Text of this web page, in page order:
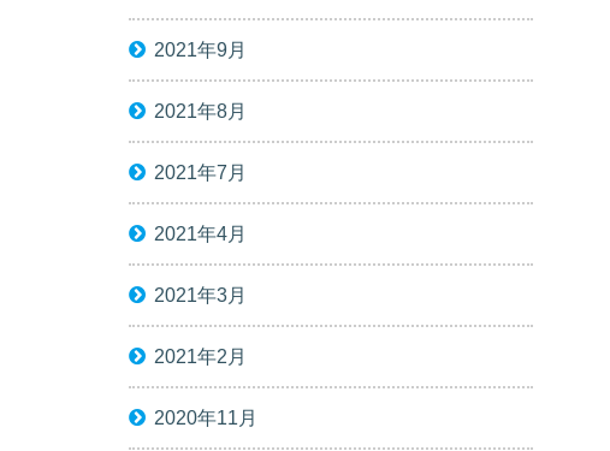
2021年9月
2021年8月
2021年7月
2021年4月
2021年3月
2021年2月
2020年11月